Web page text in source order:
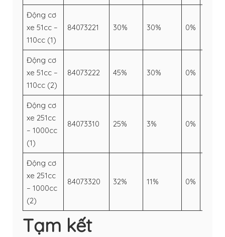
Động cơ
xe 51cc –
110cc (1)
84073221 30% 30% 0%
Động cơ
xe 51cc –
110cc (2)
84073222 45% 30% 0%
Động cơ
xe 251cc
– 1000cc
(1)
84073310 25% 3% 0%
Động cơ
xe 251cc
– 1000cc
(2)
84073320 32% 11% 0%
Tạm kết